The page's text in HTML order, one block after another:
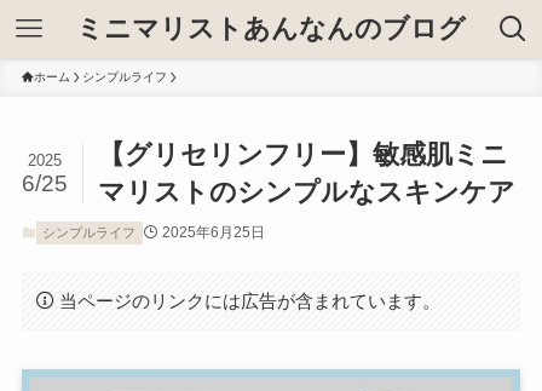
ミニマリストあんなんのブログ
ホーム シンプルライフ
【グリセリンフリー】敏感肌ミニ
マリストのシンプルなスキンケア
2025
6/25
シンプルライフ 2025年6月25日
当ページのリンクには広告が含まれています。